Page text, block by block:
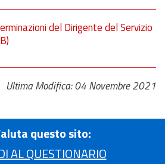
del Dirigente del Servizio
Ultima Modifica: 04 Novembre 2021
questo sito:
AL QUESTIONARIO